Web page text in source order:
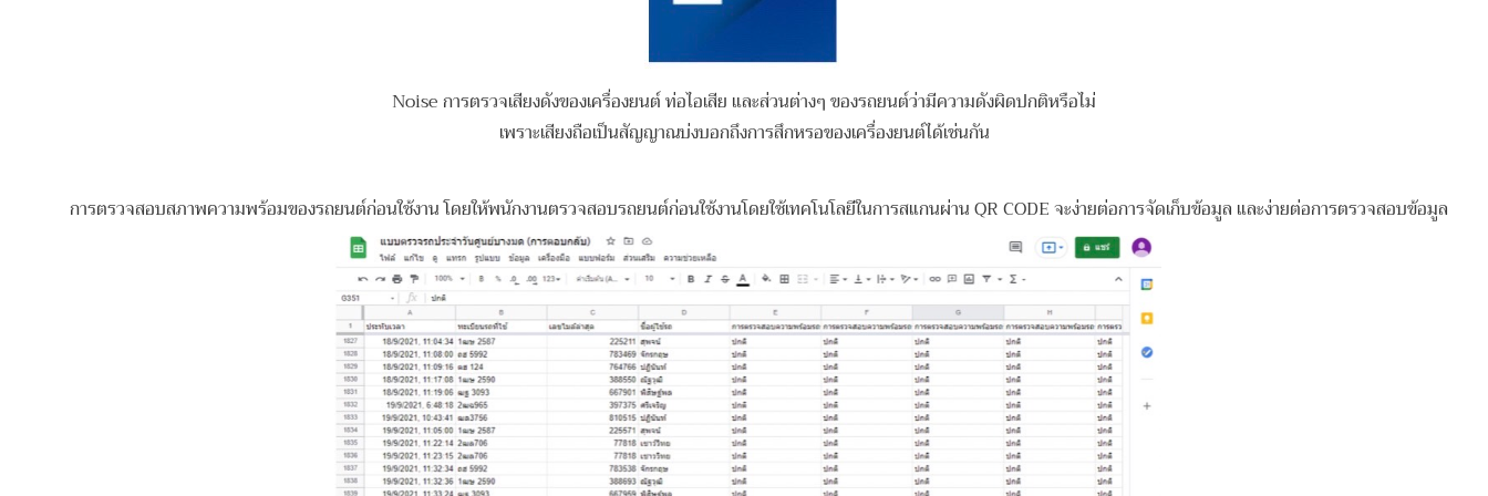
Noise การตรวจเสียงดังของเครื่องยนต์ ท่อไอเสีย และส่วนต่างๆ ของรถยนต์ว่ามีความดังผิดปกติหรือไม่
เพราะเสียงถือเป็นสัญญาณบ่งบอกถึงการสึกหรอของเครื่องยนต์ได้เช่นกัน
การตรวจสอบสภาพความพร้อมของรถยนต์ก่อนใช้งาน โดยให้พนักงานตรวจสอบรถยนต์ก่อนใช้งานโดยใช้เทคโนโลยีในการสแกนผ่าน QR CODE จะง่ายต่อการจัดเก็บข้อมูล และง่ายต่อการตรวจสอบข้อมูล